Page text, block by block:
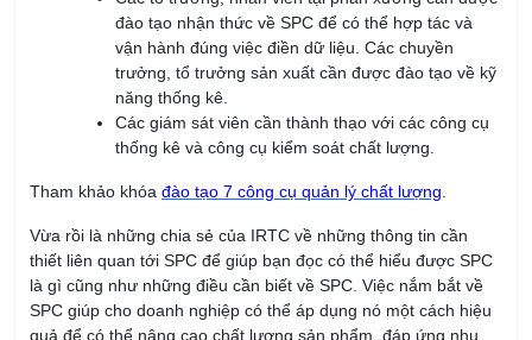
Các giám sát viên cần thành thạo với các công cụ
thống kê và công cụ kiểm soát chất lượng.
Tham khảo khóađào tạo 7 công cụ quản lý chất lượng.
Vừa rồi là những chia sẻ của IRTC về những thông tin cần
thiết liên quan tới SPC để giúp bạn đọc có thể hiểu được SPC
SPC giúp cho doanh nghiệp có thể áp dụng nó một cách hiệu
quả để có thể nâng cao chất lượng sản phẩm, đáp ứng nhu
cầu khách hàng và người tiêu dùng. Để được tư vấn SPC cũng
như biết thêm thông tin về chương trìnhđào tạo SPC
của
IRTC, quý khách có thể liên hệ trực tiếp với IRTC qua Hotline:
0902 419 079
hoặc để lại thông tin bên dưới và IRTC sẽ liên